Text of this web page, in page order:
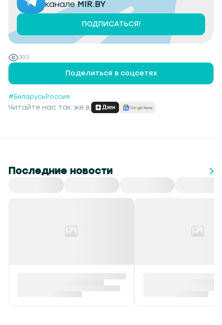
каналеMIR.BY
ПОДПИСАТЬСЯ!
393
Поделиться в соцсетях
#БеларусьРоссия
Читайте нас так же в:
Последние новости